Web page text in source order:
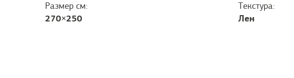
Размер см:
270×250
Текстура:
Лен